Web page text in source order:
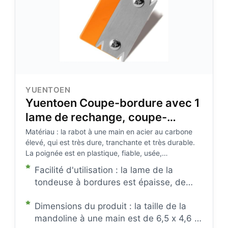
YUENTOEN
Yuentoen Coupe-bordure avec 1
lame de rechange, coupe-
bordures, outils de travail du
bois, rabot manuel, coupe-
bordures, bordures en bois,
coupe-bordures, rabot à une
main pour PVC ABS
Matériau : la rabot à une main en acier au carbone
élevé, qui est très dure, tranchante et très durable.
La poignée est en plastique, fiable, usée,
imperméable et facile à tenir.
Facilité d'utilisation : la lame de la
tondeuse à bordures est épaisse, de
il n'y a pas besoin de vous soucier de la
rupture ou du frisotti. La lame est
Dimensions du produit : la taille de la
mandoline à une main est de 6,5 x 4,6 x